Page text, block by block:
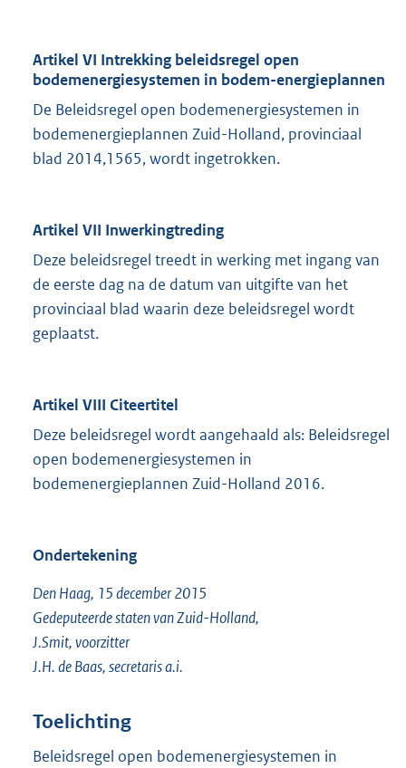
Artikel VI Intrekking beleidsregel open
bodemenergiesystemen in bodem-energieplannen
De Beleidsregel open bodemenergiesystemen in
bodemenergieplannen Zuid-Holland, provinciaal
blad 2014,1565, wordt ingetrokken.
Artikel VII Inwerkingtreding
Deze beleidsregel treedt in werking met ingang van
de eerste dag na de datum van uitgifte van het
provinciaal blad waarin deze beleidsregel wordt
geplaatst.
Artikel VIII Citeertitel
Deze beleidsregel wordt aangehaald als: Beleidsregel
open bodemenergiesystemen in
bodemenergieplannen Zuid-Holland 2016.
Ondertekening
Den Haag, 15 december 2015
Gedeputeerde staten van Zuid-Holland,
J.Smit, voorzitter
J.H. de Baas, secretaris a.i.
Toelichting
Beleidsregel open bodemenergiesystemen in